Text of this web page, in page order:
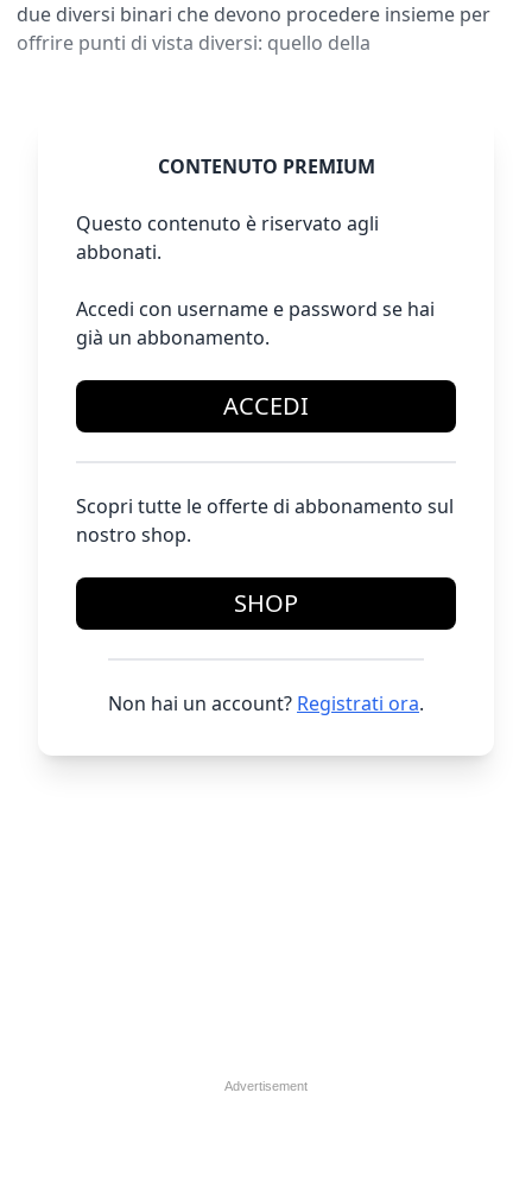
due diversi binari che devono procedere insieme per
offrire punti di vista diversi: quello della
CONTENUTO PREMIUM
Questo contenuto è riservato agli
abbonati.
Accedi con username e password se hai
già un abbonamento.
ACCEDI
Scopri tutte le offerte di abbonamento sul
nostro shop.
SHOP
Non hai un account? Registrati ora.